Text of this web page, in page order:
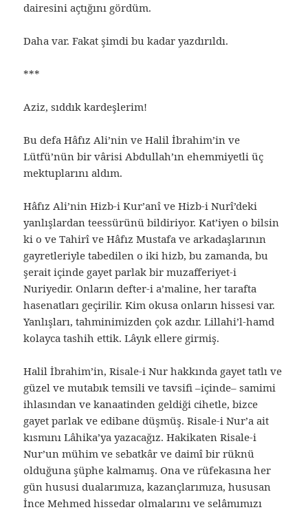
dairesini açtığını gördüm.
Daha var. Fakat şimdi bu kadar yazdırıldı.
***
Aziz, sıddık kardeşlerim!
Bu defa Hâfız Ali’nin ve Halil İbrahim’in ve
Lütfü’nün bir vârisi Abdullah’ın ehemmiyetli üç
mektuplarını aldım.
Hâfız Ali’nin Hizb-i Kur’anî ve Hizb-i Nurî’deki
yanlışlardan teessürünü bildiriyor. Kat’iyen o bilsin
ki o ve Tahirî ve Hâfız Mustafa ve arkadaşlarının
gayretleriyle tabedilen o iki hizb, bu zamanda, bu
şerait içinde gayet parlak bir muzafferiyet-i
Nuriyedir. Onların defter-i a’maline, her tarafta
hasenatları geçirilir. Kim okusa onların hissesi var.
Yanlışları, tahminimizden çok azdır. Lillahi’l-hamd
kolayca tashih ettik. Lâyık ellere girmiş.
Halil İbrahim’in, Risale-i Nur hakkında gayet tatlı ve
güzel ve mutabık temsili ve tavsifi –içinde– samimi
ihlasından ve kanaatinden geldiği cihetle, bizce
gayet parlak ve edibane düşmüş. Risale-i Nur’a ait
kısmını Lâhika’ya yazacağız. Hakikaten Risale-i
Nur’un mühim ve sebatkâr ve daimî bir rüknü
olduğuna şüphe kalmamış. Ona ve rüfekasına her
gün hususi dualarımıza, kazançlarımıza, hususan
İnce Mehmed hissedar olmalarını ve selâmımızı